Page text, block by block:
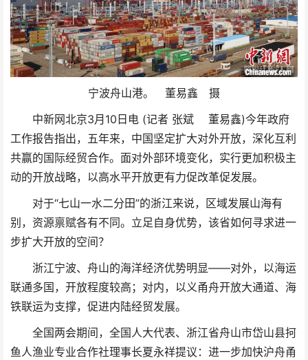
宁波舟山港。 董易鑫 摄
中新网北京3月10日电 (记者 张斌 董易鑫)今年政府
工作报告指出，五年来，中国坚定扩大对外开放，深化互利
共赢的国际经贸合作。面对外部环境变化，实行更加积极主
动的开放战略，以高水平开放更有力促改革促发展。
对于“七山一水二分田”的浙江来说，区域发展山海有
别，资源禀赋各有不同。立足自身优势，该省如何寻求进一
步扩大开放的空间？
浙江宁波、舟山的海洋经济优势明显——对外，以海运
联通多国，开放程度较高；对内，以义甬舟开放大通道、海
铁联运为支撑，促进内陆经贸发展。
全国两会期间，全国人大代表、浙江省舟山市岱山县抲
鱼人渔业专业合作社理事长夏永祥提议：进一步加快沪舟甬